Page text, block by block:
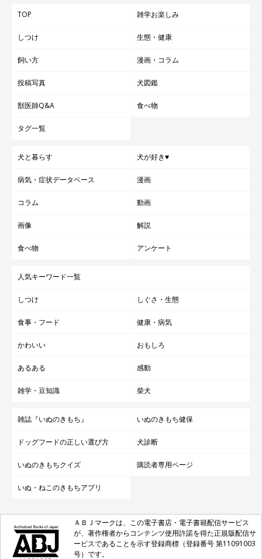
TOP 雑学お楽しみ
しつけ 生態・健康
飼い方 漫画・コラム
投稿写真 犬図鑑
獣医師Q&A 食べ物
タグ一覧
犬と暮らす 犬が好き♥
病気・症状データベース 漫画
コラム 動画
画像 解説
食べ物 アンケート
人気キーワード一覧
しつけ しぐさ・生態
食事・フード 健康・病気
かわいい おもしろ
あるある 感動
雑学・豆知識 柴犬
雑誌『いぬのきもち』 いぬのきもち健保
ドッグフードの正しい選び方 犬診断
いぬのきもちクイズ 購読者専用ページ
いぬ・ねこのきもちアプリ
ＡＢＪマークは、この電子書店・電子書籍配信サービス
が、著作権者からコンテンツ使用許諾を得た正規版配信サ
ービスであることを示す登録商標（登録番号 第11091003
号）です。